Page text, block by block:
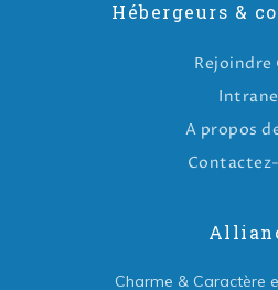
Hébergeurs &
Rejoindre
A propos
Charme & Caractère